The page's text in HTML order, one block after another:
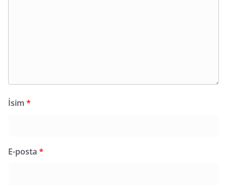
İsim *
E-posta *